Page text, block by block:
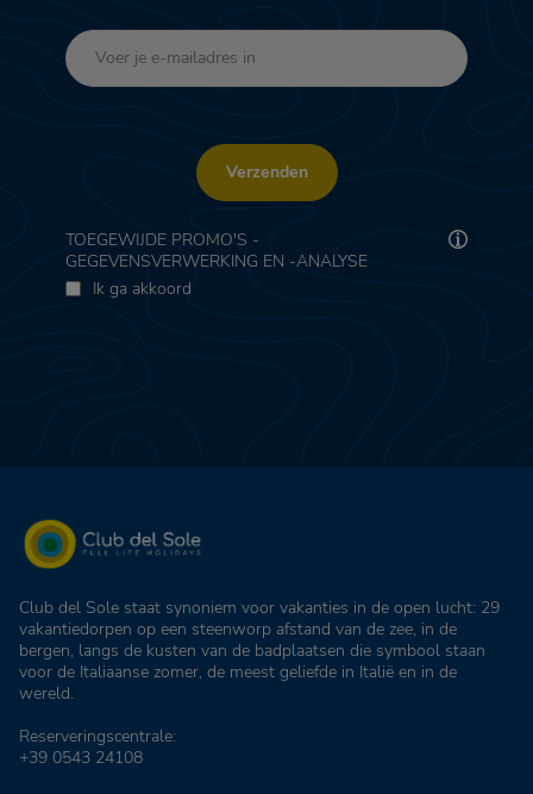
Verzenden
TOEGEWIJDE PROMO'S -
GEGEVENSVERWERKING EN -ANALYSE
Ik ga akkoord
Club del Sole staat synoniem voor vakanties in de open lucht: 29
vakantiedorpen op een steenworp afstand van de zee, in de
bergen, langs de kusten van de badplaatsen die symbool staan
voor de Italiaanse zomer, de meest geliefde in Italië en in de
wereld.
Reserveringscentrale:
+39 0543 24108